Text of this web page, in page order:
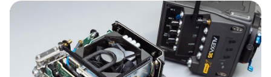
ARRI Camera Companion App
. Вся эта обновленная
мощность сохраняет тот же компактный корпус и
интерфейсы совместимые с экосистемой ARRI,
включая накамерный модульLPS-1 , аудио-модуль
AEM-1, модуль распределения питания PDM-1 и